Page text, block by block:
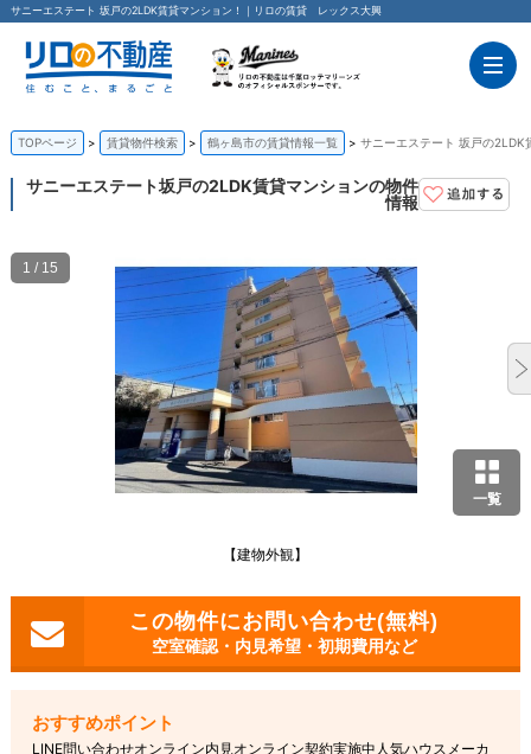
サニーエステート 坂戸の2LDK賃貸マンション！｜リロの賃貸 レックス大興
TOPページ 賃貸物件検索 鶴ヶ島市の賃貸情報一覧 サニーエステート 坂戸の2LDK
サニーエステート坂戸の2LDK賃貸マンションの物件
情報
一覧
【建物外観】
1 / 15
空室確認・内見希望・初期費用など
LINE問い合わせオンライン内見オンライン契約実施中人気ハウスメーカ